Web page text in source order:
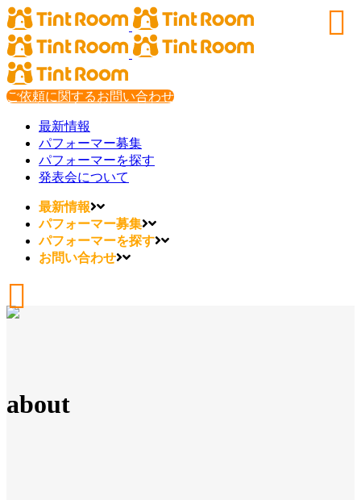
ご依頼に関するお問い合わせ
最新情報
パフォーマー募集
パフォーマーを探す
発表会について
最新情報
パフォーマー募集
パフォーマーを探す
お問い合わせ
about